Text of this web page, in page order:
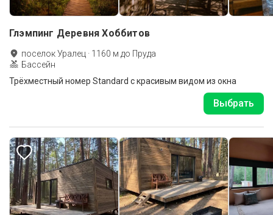
Глэмпинг Деревня Хоббитов
поселок Уралец · 1160 м до Пруда
Бассейн
Трёхместный номер Standard с красивым видом из окна
Выбрать